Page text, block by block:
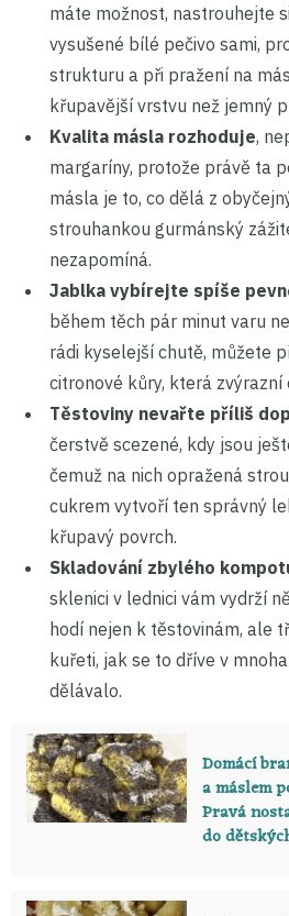
máte možnost, nastrouhejte
vysušené bílé pečivo sami,
strukturu a při pražení na
křupavější vrstvu než jemný
Kvalita másla rozhoduje,
margaríny, protože právě ta
másla je to, co dělá z
strouhankou gurmánský
nezapomíná.
Jablka vybírejte spíše
během těch pár minut varu
rádi kyselejší chutě, můžete
citronové kůry, která zvýrazní
Těstoviny nevařte příliš
čerstvě scezené, kdy jsou
čemuž na nich opražená
cukrem vytvoří ten správný
křupavý povrch.
Skladování zbylého
sklenici v lednici vám vydrží
hodí nejen k těstovinám, ale
kuřeti, jak se to dříve v
dělávalo.
Domácí
a máslem
Pravá
do